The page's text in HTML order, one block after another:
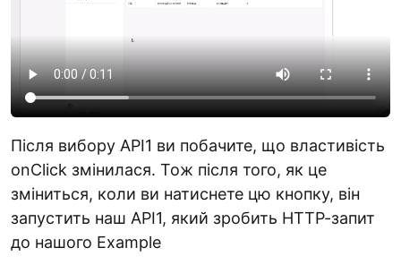
Після вибору API1 ви побачите, що властивість
onClick змінилася. Тож після того, як це
зміниться, коли ви натиснете цю кнопку, він
запустить наш API1, який зробить HTTP-запит
до нашого Example